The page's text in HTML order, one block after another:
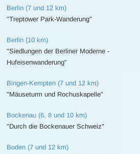
Berlin (7 und 12 km)
"Treptower Park-Wanderung"
Berlin (10 km)
"Siedlungen der Berliner Moderne -
Hufeisenwanderung"
Bingen-Kempten (7 und 12 km)
"Mäuseturm und Rochuskapelle"
Bockenau (6, 8 und 10 km)
"Durch die Bockenauer Schweiz"
Boden (7 und 12 km)